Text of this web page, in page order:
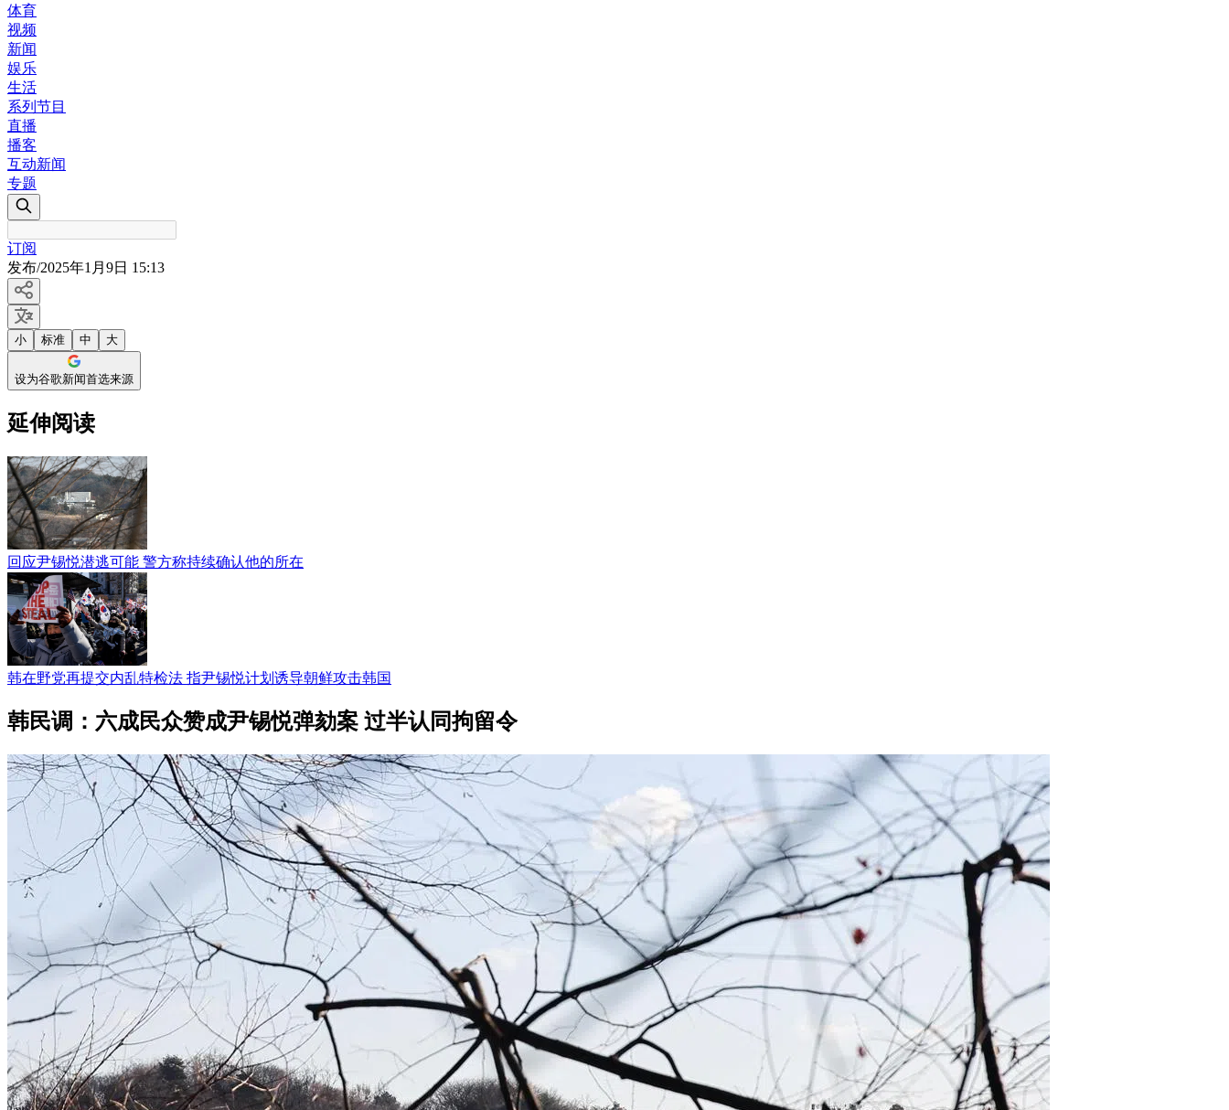
体育
视频
新闻
娱乐
生活
系列节目
直播
播客
互动新闻
专题
订阅
发布/2025年1月9日 15:13
小 标准 中 大
设为谷歌新闻首选来源
延伸阅读
回应尹锡悦潜逃可能 警方称持续确认他的所在
韩在野党再提交内乱特检法 指尹锡悦计划诱导朝鲜攻击韩国
韩民调：六成民众赞成尹锡悦弹劾案 过半认同拘留令